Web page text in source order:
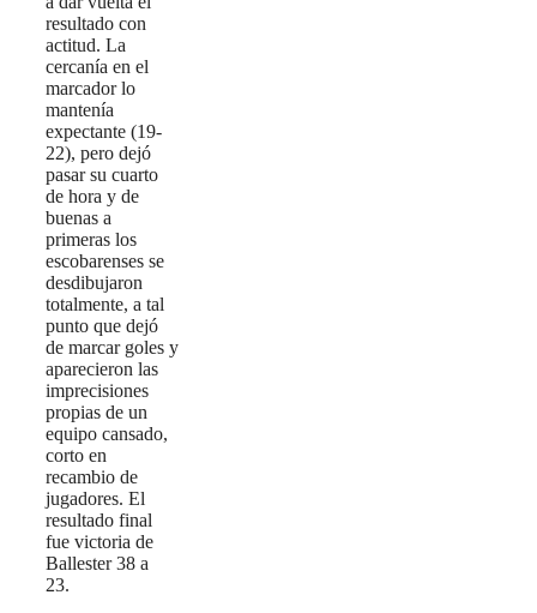
resultado con
actitud. La
cercanía en el
marcador lo
mantenía
expectante (19-
22), pero dejó
pasar su cuarto
de hora y de
buenas a
primeras los
escobarenses se
desdibujaron
totalmente, a tal
punto que dejó
de marcar goles y
aparecieron las
imprecisiones
propias de un
equipo cansado,
corto en
recambio de
jugadores. El
resultado final
fue victoria de
Ballester 38 a
23.